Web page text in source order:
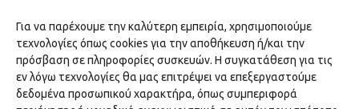
Για να παρέχουμε την καλύτερη εμπειρία, χρησιμοποιούμε
τεχνολογίες όπως cookies για την αποθήκευση ή/και την
πρόσβαση σε πληροφορίες συσκευών. Η συγκατάθεση για τις
εν λόγω τεχνολογίες θα μας επιτρέψει να επεξεργαστούμε
δεδομένα προσωπικού χαρακτήρα, όπως συμπεριφορά
Hack the Match: Γνωρίζοντας τα Αμερικανικά
Αθλήματα! Δημιουργώντας το Δικό σου
Game Story!
22/04/2026